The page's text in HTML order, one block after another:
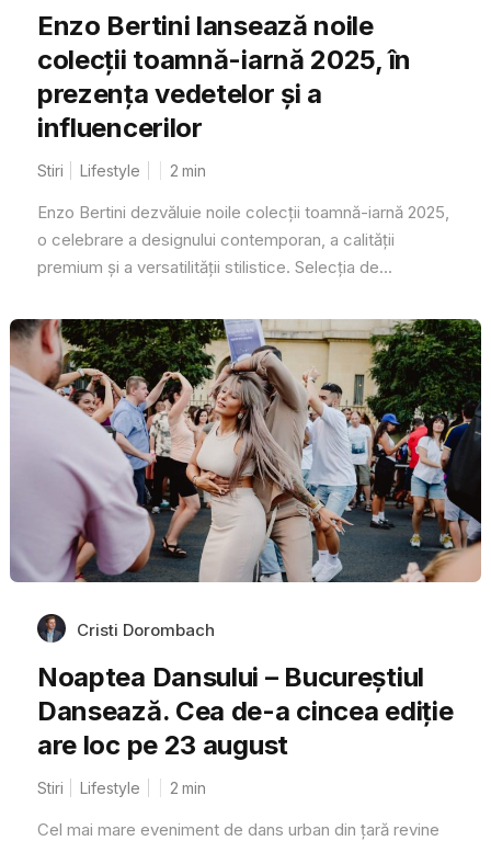
Enzo Bertini lansează noile
colecții toamnă-iarnă 2025, în
prezența vedetelor și a
influencerilor
Stiri Lifestyle 2 min
Enzo Bertini dezvăluie noile colecții toamnă-iarnă 2025,
o celebrare a designului contemporan, a calității
premium și a versatilității stilistice. Selecția de...
Cristi Dorombach
Noaptea Dansului – Bucureștiul
Dansează. Cea de-a cincea ediție
are loc pe 23 august
Stiri Lifestyle 2 min
Cel mai mare eveniment de dans urban din țară revine